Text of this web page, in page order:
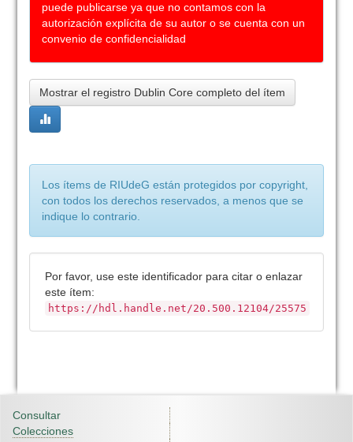
puede publicarse ya que no contamos con la
autorización explícita de su autor o se cuenta con un
convenio de confidencialidad
Mostrar el registro Dublin Core completo del ítem
Los ítems de RIUdeG están protegidos por copyright,
con todos los derechos reservados, a menos que se
indique lo contrario.
Por favor, use este identificador para citar o enlazar
este ítem:
https://hdl.handle.net/20.500.12104/25575
Consultar
Colecciones